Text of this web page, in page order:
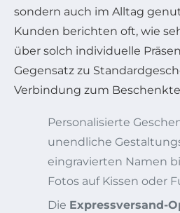
sondern auch im Alltag
Kunden berichten oft, wie
über solch individuelle
Gegensatz zu
Verbindung zum
Personalisierte
unendliche
eingravierten Namen
Fotos auf Kissen oder
Die Expressversand-